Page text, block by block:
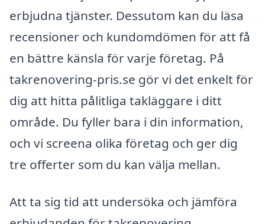
erbjudna tjänster. Dessutom kan du läsa
recensioner och kundomdömen för att få
en bättre känsla för varje företag. På
takrenovering-pris.se gör vi det enkelt för
dig att hitta pålitliga takläggare i ditt
område. Du fyller bara i din information,
och vi screena olika företag och ger dig
tre offerter som du kan välja mellan.
Att ta sig tid att undersöka och jämföra